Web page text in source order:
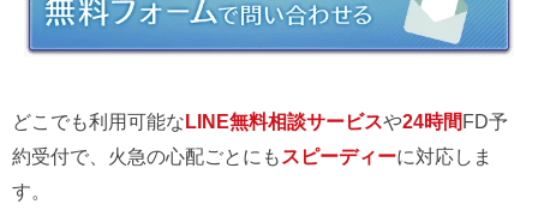
どこでも利用可能なLINE無料相談サービスや24時間FD予
約受付で、火急の心配ごとにも スピーディーに対応しま
す。